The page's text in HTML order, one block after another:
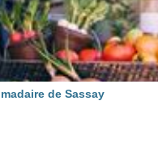
de Sassay